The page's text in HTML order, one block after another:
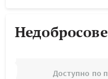
Доступно по